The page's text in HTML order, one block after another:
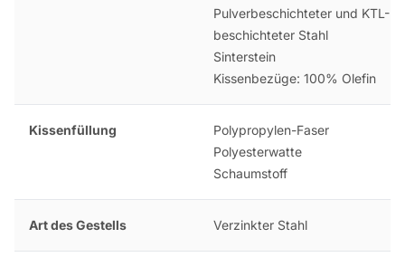
Pulverbeschichteter und KTL-
beschichteter Stahl
Sinterstein
Kissenbezüge: 100% Olefin
Kissenfüllung
Polypropylen-Faser
Polyesterwatte
Schaumstoff
Art des Gestells Verzinkter Stahl